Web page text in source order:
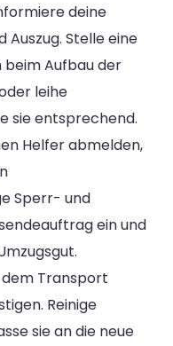
deine
Auszug. Stelle eine
beim Aufbau der
leihe
sie entsprechend.
Helfer abmelden,
Sperr- und
ein und
Transport
Reinige
sie an die neue